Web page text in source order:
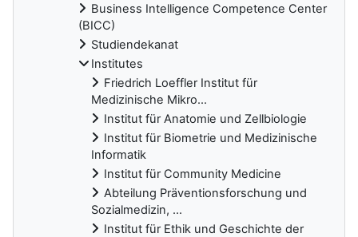
Business Intelligence Competence Center
(BICC)
Studiendekanat
Institutes
Friedrich Loeffler Institut für
Medizinische Mikro...
Institut für Anatomie und Zellbiologie
Institut für Biometrie und Medizinische
Informatik
Institut für Community Medicine
Abteilung Präventionsforschung und
Sozialmedizin, ...
Institut für Ethik und Geschichte der